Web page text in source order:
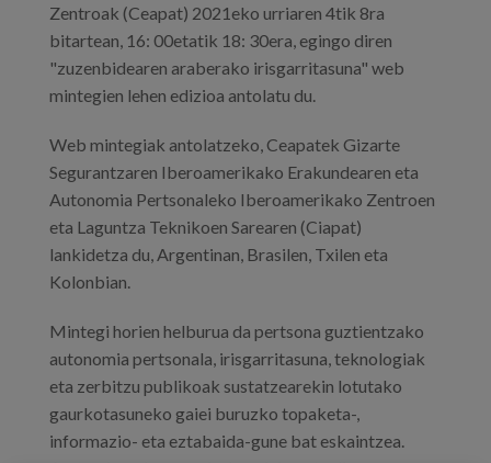
Zentroak (Ceapat) 2021eko urriaren 4tik 8ra
bitartean, 16: 00etatik 18: 30era, egingo diren
"zuzenbidearen araberako irisgarritasuna" web
mintegien lehen edizioa antolatu du.
Web mintegiak antolatzeko, Ceapatek Gizarte
Segurantzaren Iberoamerikako Erakundearen eta
Autonomia Pertsonaleko Iberoamerikako Zentroen
eta Laguntza Teknikoen Sarearen (Ciapat)
lankidetza du, Argentinan, Brasilen, Txilen eta
Kolonbian.
Mintegi horien helburua da pertsona guztientzako
autonomia pertsonala, irisgarritasuna, teknologiak
eta zerbitzu publikoak sustatzearekin lotutako
gaurkotasuneko gaiei buruzko topaketa-,
informazio- eta eztabaida-gune bat eskaintzea.